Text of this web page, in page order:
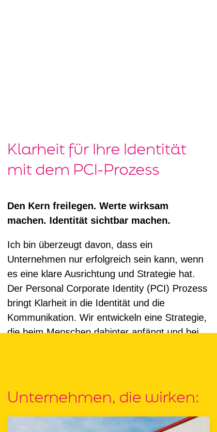
Klarheit für Ihre Identität
mit dem PCI-Prozess
Den Kern freilegen. Werte wirksam
machen. Identität sichtbar machen.
Ich bin überzeugt davon, dass ein
Unternehmen nur erfolgreich sein kann, wenn
es eine klare Ausrichtung und Strategie hat.
Der Personal Corporate Identity (PCI) Prozess
bringt Klarheit in die Identität und die
Kommunikation. Wir entwickeln eine Strategie,
die beim Menschen dahinter anfängt und bei
Unternehmen, die wirken: